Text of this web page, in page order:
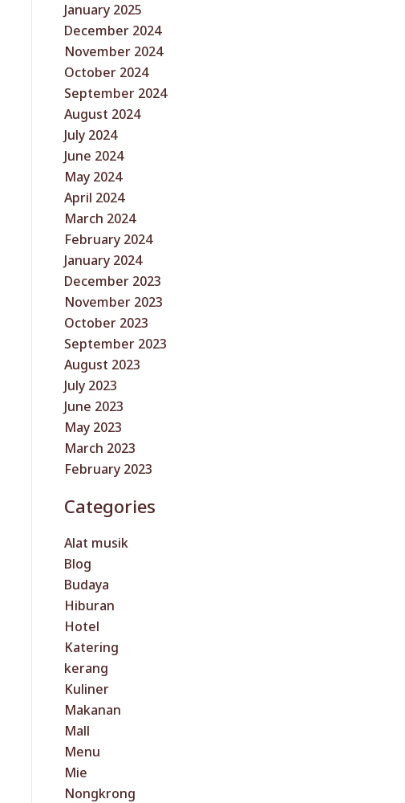
January 2025
December 2024
November 2024
October 2024
September 2024
August 2024
July 2024
June 2024
May 2024
April 2024
March 2024
February 2024
January 2024
December 2023
November 2023
October 2023
September 2023
August 2023
July 2023
June 2023
May 2023
March 2023
February 2023
Categories
Alat musik
Blog
Budaya
Hiburan
Hotel
Katering
kerang
Kuliner
Makanan
Mall
Menu
Mie
Nongkrong